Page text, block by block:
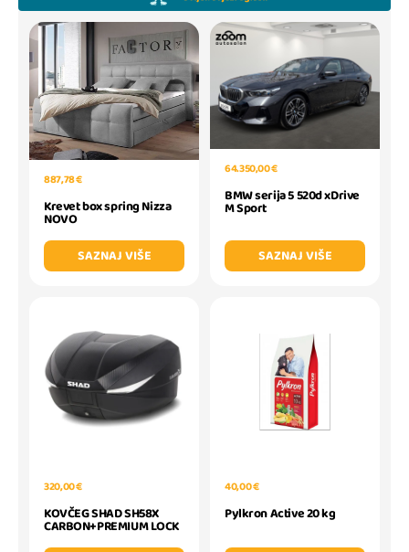
887,78 €
Krevet box spring Nizza
NOVO
SAZNAJ VIŠE
64.350,00 €
BMW serija 5 520d xDrive
M Sport
SAZNAJ VIŠE
320,00 €
KOVČEG SHAD SH58X
CARBON+PREMIUM LOCK
40,00 €
Pylkron Active 20 kg